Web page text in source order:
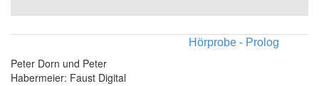
Peter Dorn und Peter
Habermeier: Faust Digital
Hörprobe - Prolog